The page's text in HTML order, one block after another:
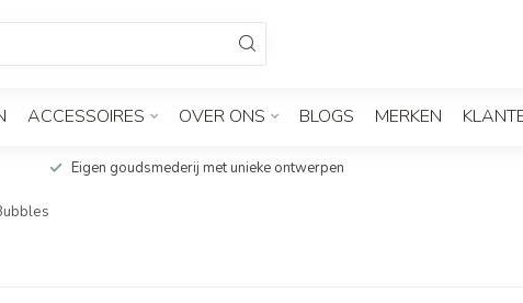
ACCESSOIRES OVER ONS BLOGS MERKEN
Eigen goudsmederij met unieke ontwerpen